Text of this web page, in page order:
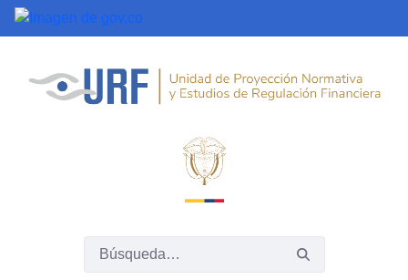
Saltar al contenido principal